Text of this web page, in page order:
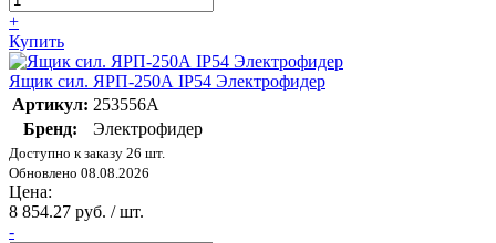
+
Купить
Ящик сил. ЯРП-250А IP54 Электрофидер
Артикул: 253556А
Бренд:
Электрофидер
Доступно к заказу 26 шт.
Обновлено 08.08.2026
Цена:
8 854.27 руб. / шт.
-